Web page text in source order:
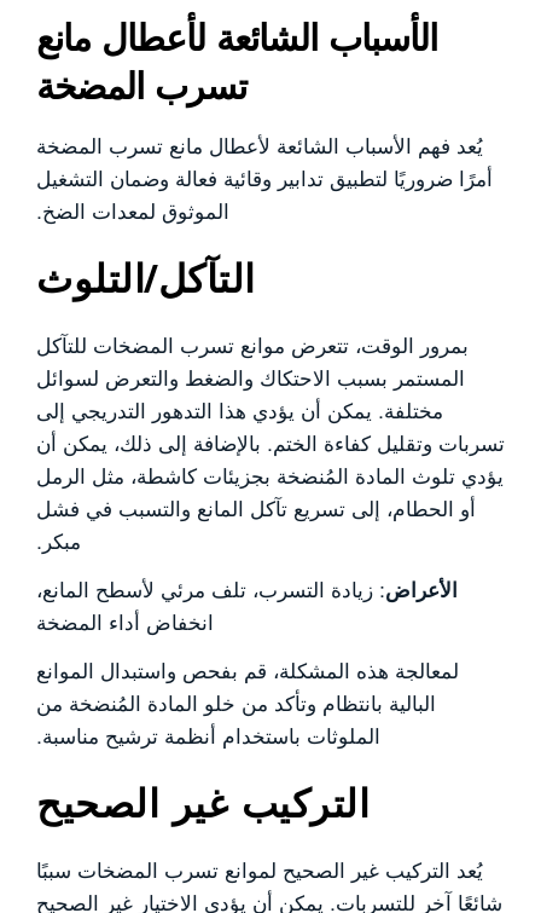
الأسباب الشائعة لأعطال مانع
تسرب المضخة
يُعد فهم الأسباب الشائعة لأعطال مانع تسرب المضخة
أمرًا ضروريًا لتطبيق تدابير وقائية فعالة وضمان التشغيل
الموثوق لمعدات الضخ.
التآكل/التلوث
بمرور الوقت، تتعرض موانع تسرب المضخات للتآكل
المستمر بسبب الاحتكاك والضغط والتعرض لسوائل
مختلفة. يمكن أن يؤدي هذا التدهور التدريجي إلى
تسربات وتقليل كفاءة الختم. بالإضافة إلى ذلك، يمكن أن
يؤدي تلوث المادة المُنضخة بجزيئات كاشطة، مثل الرمل
أو الحطام، إلى تسريع تآكل المانع والتسبب في فشل
مبكر.
الأعراض: زيادة التسرب، تلف مرئي لأسطح المانع،
انخفاض أداء المضخة
لمعالجة هذه المشكلة، قم بفحص واستبدال الموانع
البالية بانتظام وتأكد من خلو المادة المُنضخة من
الملوثات باستخدام أنظمة ترشيح مناسبة.
التركيب غير الصحيح
يُعد التركيب غير الصحيح لموانع تسرب المضخات سببًا
شائعًا آخر للتسربات. يمكن أن يؤدي الاختيار غير الصحيح